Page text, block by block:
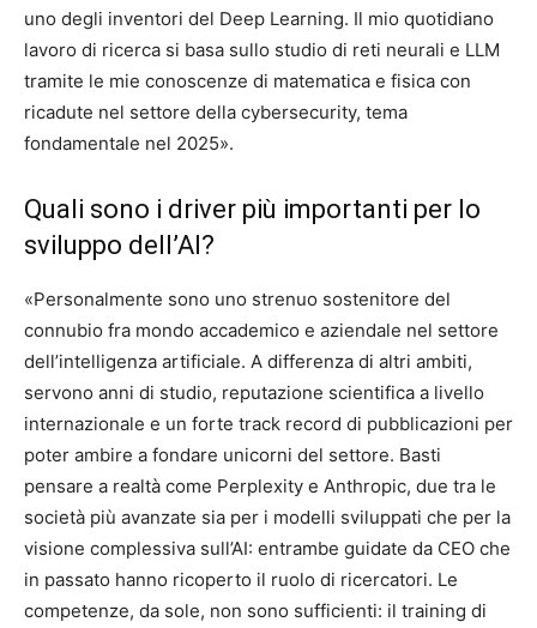
uno degli inventori del Deep Learning. Il mio quotidiano
lavoro di ricerca si basa sullo studio di reti neurali e LLM
tramite le mie conoscenze di matematica e fisica con
ricadute nel settore della cybersecurity, tema
fondamentale nel 2025».
Quali sono i driver più importanti per lo
sviluppo dell’AI?
«Personalmente sono uno strenuo sostenitore del
connubio fra mondo accademico e aziendale nel settore
dell’intelligenza artificiale. A differenza di altri ambiti,
servono anni di studio, reputazione scientifica a livello
internazionale e un forte track record di pubblicazioni per
poter ambire a fondare unicorni del settore. Basti
pensare a realtà come Perplexity e Anthropic, due tra le
società più avanzate sia per i modelli sviluppati che per la
visione complessiva sull’AI: entrambe guidate da CEO che
in passato hanno ricoperto il ruolo di ricercatori. Le
competenze, da sole, non sono sufficienti: il training di